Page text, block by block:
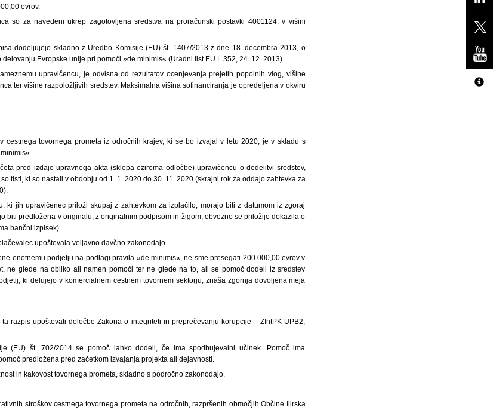
evrov.
so za navedeni ukrep zagotovljena sredstva na proračunski postavki 4001124, v višini
dodeljujejo skladno z Uredbo Komisije (EU) št. 1407/2013 z dne 18. decembra 2013, o
Evropske unije pri pomoči »de minimis« (Uradni list EU L 352, 24. 12. 2013).
upravičencu, je odvisna od rezultatov ocenjevanja prejetih popolnih vlog, višine
ter višine razpoložljivih sredstev. Maksimalna višina sofinanciranja je opredeljena v okviru
cestnega tovornega prometa iz odročnih krajev, ki se bo izvajal v letu 2020, je v skladu s
pred izdajo upravnega akta (sklepa oziroma odločbe) upravičencu o dodelitvi sredstev,
tisti, ki so nastali v obdobju od 1. 1. 2020 do 30. 11. 2020 (skrajni rok za oddajo zahtevka za
ki jih upravičenec priloži skupaj z zahtevkom za izplačilo, morajo biti z datumom iz zgoraj
biti predložena v originalu, z originalnim podpisom in žigom, obvezno se priložijo dokazila o
bančni izpisek).
upoštevala veljavno davčno zakonodajo.
enotnemu podjetju na podlagi pravila »de minimis«, ne sme presegati 200.000,00 evrov v
ne glede na obliko ali namen pomoči ter ne glede na to, ali se pomoč dodeli iz sredstev
ki delujejo v komercialnem cestnem tovornem sektorju, znaša zgornja dovoljena meja
razpis upoštevati določbe Zakona o integriteti in preprečevanju korupcije – ZIntPK-UPB2,
(EU) št. 702/2014 se pomoč lahko dodeli, če ima spodbujevalni učinek. Pomoč ima
predložena pred začetkom izvajanja projekta ali dejavnosti.
in kakovost tovornega prometa, skladno s področno zakonodajo.
stroškov cestnega tovornega prometa na odročnih, razpršenih območjih Občine Ilirska